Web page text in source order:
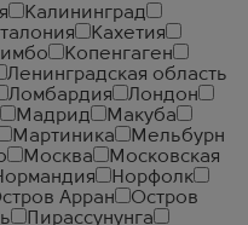
Калининград
Кахетия
Копенгаген
Ленинградская область
Ломбардия
Лондон
Мадрид
Макуба
Мартиника
Мельбурн
Москва
Московская
Норфолк
Арран
Остров
Пирассунунга